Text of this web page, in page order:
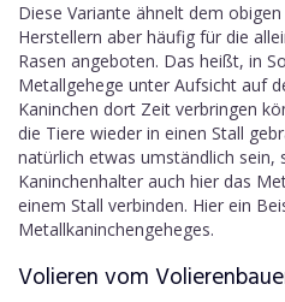
Diese Variante ähnelt dem
Herstellern aber häufig für die
Rasen angeboten. Das heißt, in
Metallgehege unter Aufsicht auf
Kaninchen dort Zeit verbringen
die Tiere wieder in einen Stall
natürlich etwas umständlich sein,
Kaninchenhalter auch hier das
einem Stall verbinden. Hier ein
Metallkaninchengeheges.
Volieren vom